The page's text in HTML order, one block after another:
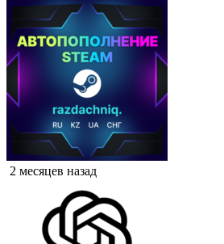
2 месяцев назад